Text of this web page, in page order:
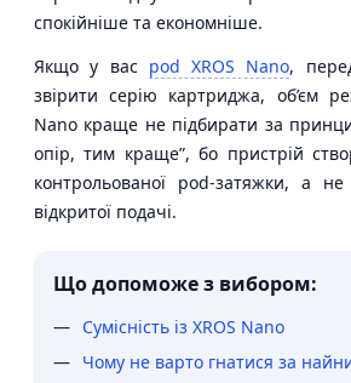
спокійніше та економніше.
Якщо у вас pod XROS Nano,
звірити серію картриджа, об’єм
Nano краще не підбирати за
опір, тим краще”, бо пристрій
контрольованої pod-затяжки, а
відкритої подачі.
Що допоможе з вибором:
Сумісність із XROS Nano
Чому не варто гнатися за